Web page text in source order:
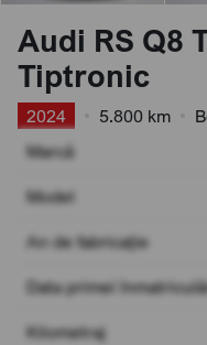
Audi RS Q8
Tiptronic
2024 5.800 km
Marcă
Model
An de fabricație
Data primei
Kilometraj